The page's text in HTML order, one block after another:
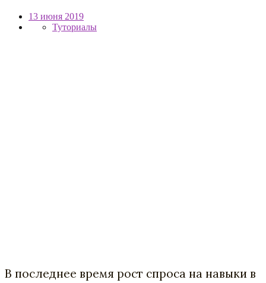
13 июня 2019
Туториалы
В последнее время рост спроса на навыки в